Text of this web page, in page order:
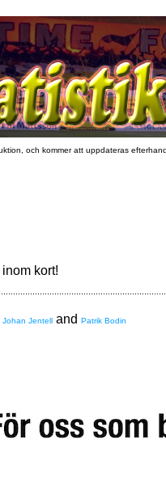
och kommer att uppdateras
kort!
Johan Jentell and Patrik Bodin